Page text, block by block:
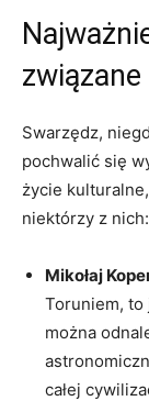
Swarzędz,
pochwalić się
życie
niektórzy z nich:
Mikołaj
Toruniem, to
można
całej